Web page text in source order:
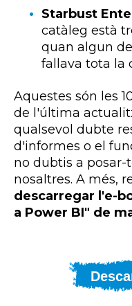
Starbust
catàleg està
quan algun
fallava tota la
Aquestes són les
de l'última
qualsevol dubte
d'informes o el
no dubtis a posar-
nosaltres. A més,
descarregar l'e-
a Power BI" de